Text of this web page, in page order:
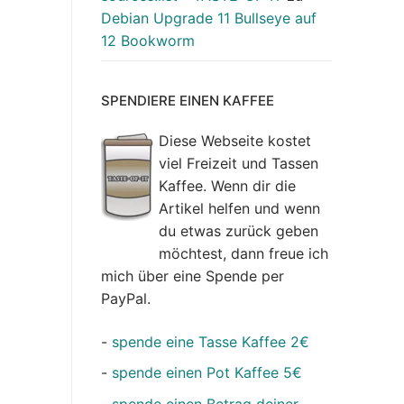
Debian Upgrade 11 Bullseye auf
12 Bookworm
SPENDIERE EINEN KAFFEE
Diese Webseite kostet
viel Freizeit und Tassen
Kaffee. Wenn dir die
Artikel helfen und wenn
du etwas zurück geben
möchtest, dann freue ich
mich über eine Spende per
PayPal.
- spende eine Tasse Kaffee 2€
- spende einen Pot Kaffee 5€